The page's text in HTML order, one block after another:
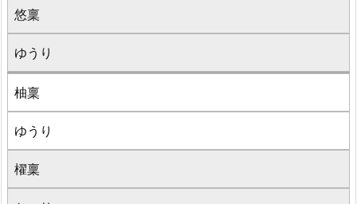
悠稟
ゆうり
柚稟
ゆうり
櫂稟